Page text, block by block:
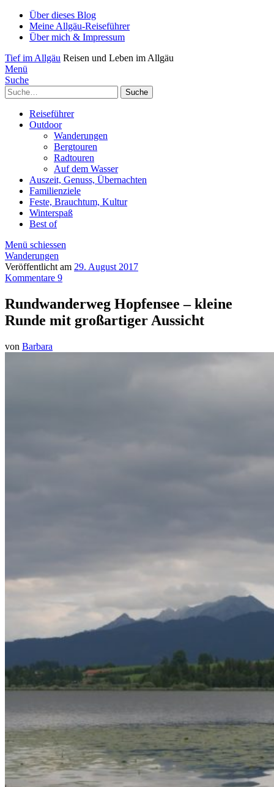
Über dieses Blog
Meine Allgäu-Reiseführer
Über mich & Impressum
Tief im Allgäu Reisen und Leben im Allgäu
Menü
Suche
Suche
Reiseführer
Outdoor
Wanderungen
Bergtouren
Radtouren
Auf dem Wasser
Auszeit, Genuss, Übernachten
Familienziele
Feste, Brauchtum, Kultur
Winterspaß
Best of
Menü schiessen
Wanderungen
Veröffentlicht am 29. August 2017
Kommentare 9
Rundwanderweg Hopfensee – kleine
Runde mit großartiger Aussicht
von Barbara